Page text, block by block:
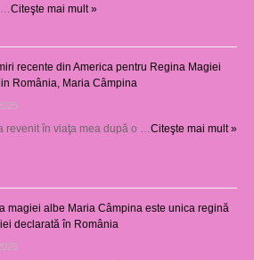
Citeşte mai mult »
recente din America pentru Regina Magiei
România, Maria Câmpina
revenit în viaţa mea după o … Citeşte mai mult »
magiei albe Maria Câmpina este unica regină
declarată în România